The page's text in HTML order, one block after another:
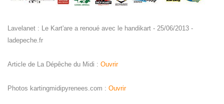
Lavelanet : Le Kart'are a renoué avec le handikart - 25/06/2013 -
ladepeche.fr
Article de La Dépêche du Midi : Ouvrir
Photos kartingmidipyrenees.com : Ouvrir